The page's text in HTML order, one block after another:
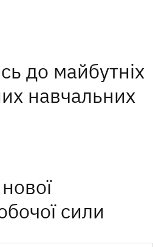
до майбутніх
навчальних
сили